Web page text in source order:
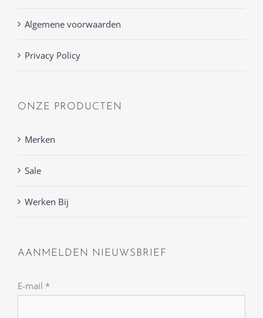
Algemene voorwaarden
Privacy Policy
ONZE PRODUCTEN
Merken
Sale
Werken Bij
AANMELDEN NIEUWSBRIEF
E-mail *